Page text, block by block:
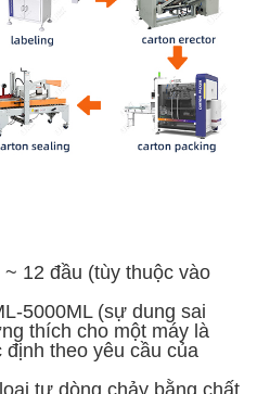
12 đầu (tùy thuộc vào
5000ML (sự dung sai
thích cho một máy là
theo yêu cầu của
tự dòng chảy bằng chất